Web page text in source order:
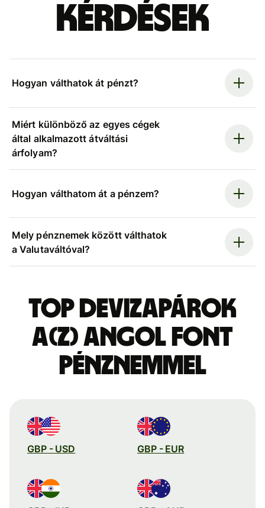
kérdések
Hogyan válthatok át pénzt?
Miért különböző az egyes cégek
által alkalmazott átváltási
árfolyam?
Hogyan válthatom át a pénzem?
Mely pénznemek között válthatok
a Valutaváltóval?
Top devizapárok
a(z) angol font
pénznemmel
GBP - USD GBP - EUR